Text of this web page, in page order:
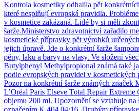
Kontrola kosmetiky odhalila pět
které nesplňují evropská pravidla.
v kosmetice zakázaná. Lidé by si měli
šarže.Ministerstvo zdravotnictví zařadilo
kosmetické přípravky pět výrobků
jejich úpravě. Jde o konkrétní šarže
pěny, laku a barvy na vlasy. Ve složení
Butylphenyl Methylpropional známá také
podle evropských pravidel v kosmetických
Pozor na konkrétní šarže známých
L’Oréal Paris Elseve Total Repair
objemu 200 ml. Upozornění se vztahuje